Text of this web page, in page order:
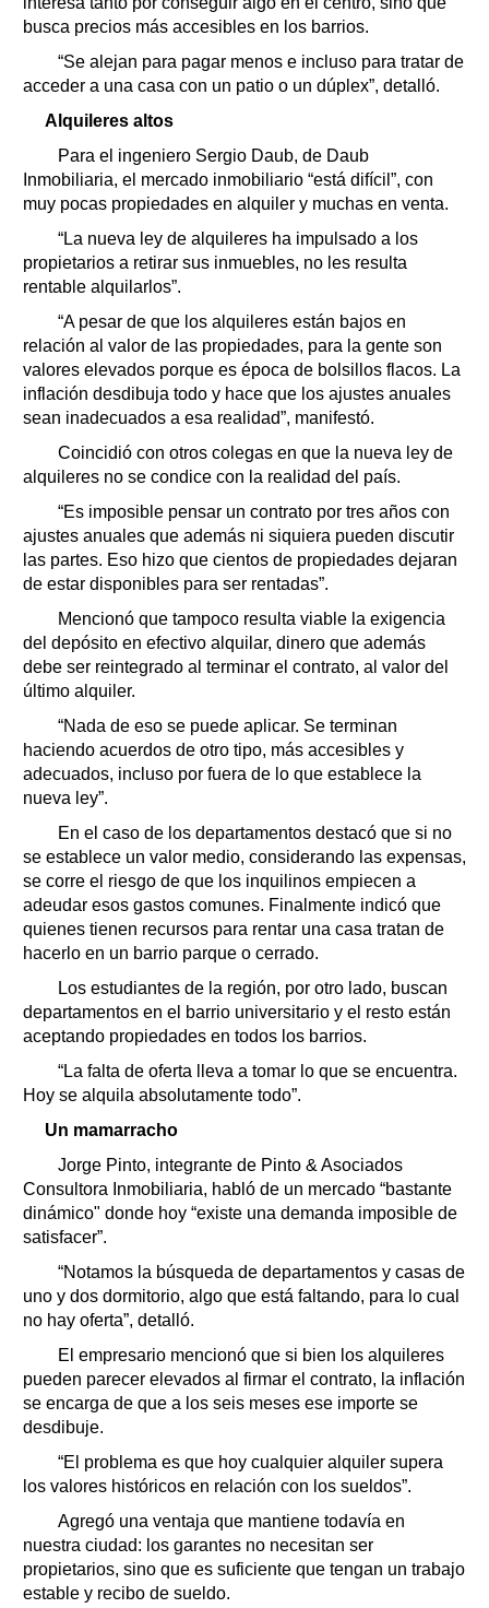
busca precios más accesibles en los barrios.
“Se alejan para pagar menos e incluso para tratar de
acceder a una casa con un patio o un dúplex”, detalló.
Alquileres altos
Para el ingeniero Sergio Daub, de Daub
Inmobiliaria, el mercado inmobiliario “está difícil”, con
muy pocas propiedades en alquiler y muchas en venta.
“La nueva ley de alquileres ha impulsado a los
propietarios a retirar sus inmuebles, no les resulta
rentable alquilarlos”.
“A pesar de que los alquileres están bajos en
relación al valor de las propiedades, para la gente son
valores elevados porque es época de bolsillos flacos. La
inflación desdibuja todo y hace que los ajustes anuales
sean inadecuados a esa realidad”, manifestó.
Coincidió con otros colegas en que la nueva ley de
alquileres no se condice con la realidad del país.
“Es imposible pensar un contrato por tres años con
ajustes anuales que además ni siquiera pueden discutir
las partes. Eso hizo que cientos de propiedades dejaran
de estar disponibles para ser rentadas”.
Mencionó que tampoco resulta viable la exigencia
del depósito en efectivo alquilar, dinero que además
debe ser reintegrado al terminar el contrato, al valor del
último alquiler.
“Nada de eso se puede aplicar. Se terminan
haciendo acuerdos de otro tipo, más accesibles y
adecuados, incluso por fuera de lo que establece la
nueva ley”.
En el caso de los departamentos destacó que si no
se establece un valor medio, considerando las expensas,
se corre el riesgo de que los inquilinos empiecen a
adeudar esos gastos comunes. Finalmente indicó que
quienes tienen recursos para rentar una casa tratan de
hacerlo en un barrio parque o cerrado.
Los estudiantes de la región, por otro lado, buscan
departamentos en el barrio universitario y el resto están
aceptando propiedades en todos los barrios.
“La falta de oferta lleva a tomar lo que se encuentra.
Hoy se alquila absolutamente todo”.
Un mamarracho
Jorge Pinto, integrante de Pinto & Asociados
Consultora Inmobiliaria, habló de un mercado “bastante
dinámico" donde hoy “existe una demanda imposible de
satisfacer”.
“Notamos la búsqueda de departamentos y casas de
uno y dos dormitorio, algo que está faltando, para lo cual
no hay oferta”, detalló.
El empresario mencionó que si bien los alquileres
pueden parecer elevados al firmar el contrato, la inflación
se encarga de que a los seis meses ese importe se
desdibuje.
“El problema es que hoy cualquier alquiler supera
los valores históricos en relación con los sueldos”.
Agregó una ventaja que mantiene todavía en
nuestra ciudad: los garantes no necesitan ser
propietarios, sino que es suficiente que tengan un trabajo
estable y recibo de sueldo.